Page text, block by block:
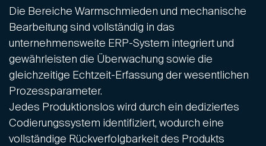
Die Bereiche Warmschmieden und mechanische
Bearbeitung sind vollständig in das
unternehmensweite ERP-System integriert und
gewährleisten die Überwachung sowie die
gleichzeitige Echtzeit-Erfassung der wesentlichen
Prozessparameter.
Jedes Produktionslos wird durch ein dediziertes
Codierungssystem identifiziert, wodurch eine
vollständige Rückverfolgbarkeit des Produkts